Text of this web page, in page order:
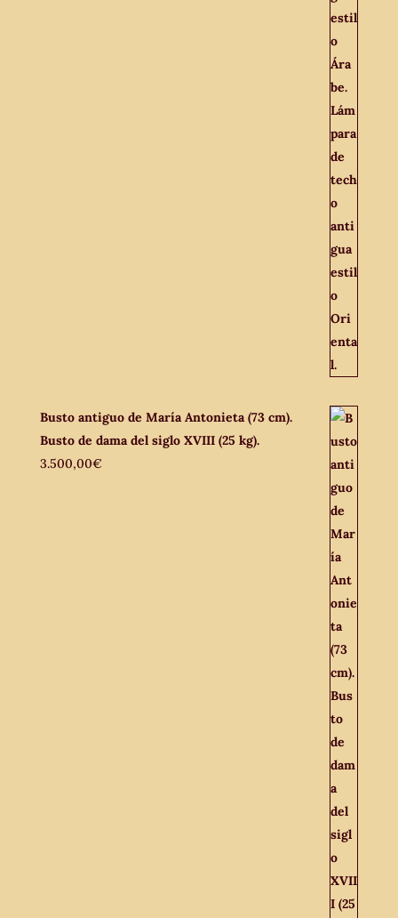
Busto antiguo de María Antonieta (73 cm).
Busto de dama del siglo XVIII (25 kg).
3.500,00€